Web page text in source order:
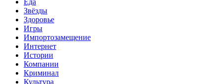
Звёзды
Здоровье
Игры
Импортозамещение
Интернет
Истории
Компании
Криминал
Культура